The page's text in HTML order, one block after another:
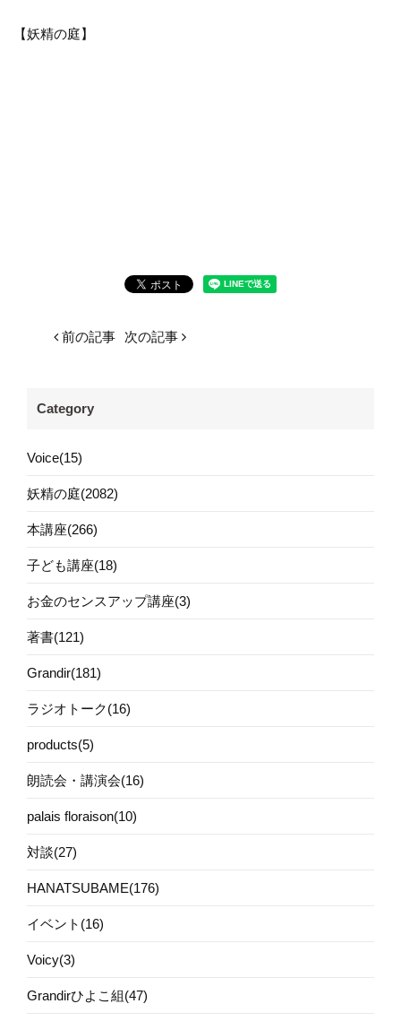
【妖精の庭】
前の記事 次の記事
Category
Voice(15)
妖精の庭(2082)
本講座(266)
子ども講座(18)
お金のセンスアップ講座(3)
著書(121)
Grandir(181)
ラジオトーク(16)
products(5)
朗読会・講演会(16)
palais floraison(10)
対談(27)
HANATSUBAME(176)
イベント(16)
Voicy(3)
Grandirひよこ組(47)